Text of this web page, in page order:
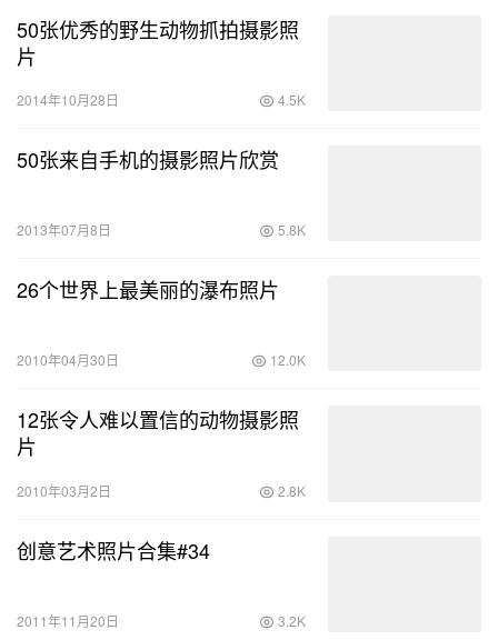
50张优秀的野生动物抓拍摄影照
片
2014年10月28日 4.5K
50张来自手机的摄影照片欣赏
2013年07月8日 5.8K
26个世界上最美丽的瀑布照片
2010年04月30日 12.0K
12张令人难以置信的动物摄影照
片
2010年03月2日 2.8K
创意艺术照片合集#34
2011年11月20日 3.2K